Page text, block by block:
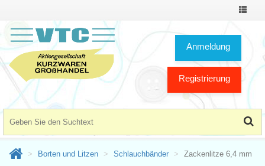
Toggle
Anmeldung
Registrierung
Borten und Litzen Schlauchbänder Zackenlitze 6,4 mm